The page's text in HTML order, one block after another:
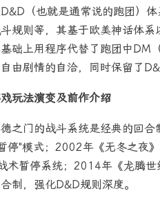
（也就是通常说的跑团）
规则等，其基于欧美神话体
础上用程序代替了跑团中DM
由剧情的自洽，同时保留了
玩法演变及前作介绍
之门的战斗系统是经典的回
停"模式；2002年《无冬之夜
术暂停系统；2014年《龙腾
制，强化D&D规则深度。